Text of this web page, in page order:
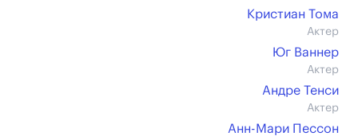
Кристиан Тома
Актер
Юг Ваннер
Актер
Андре Тенси
Актер
Анн-Мари Пессон